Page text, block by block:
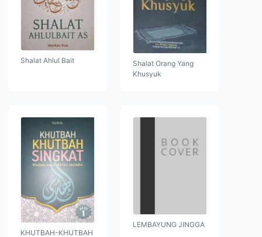
Shalat Ahlul Bait
Shalat Orang Yang
Khusyuk
KHUTBAH-KHUTBAH
LEMBAYUNG JINGGA